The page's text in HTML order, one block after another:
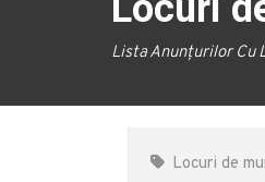
Lista Anunțurilor Cu
Locuri de